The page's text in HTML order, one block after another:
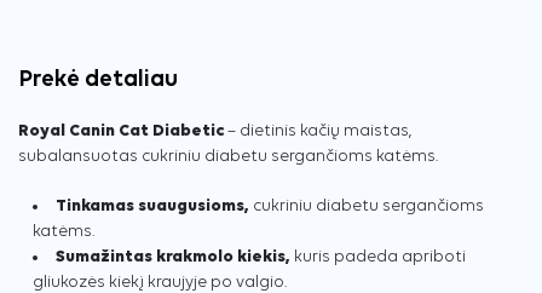
Prekė detaliau
Royal Canin Cat Diabetic – dietinis kačių maistas,
subalansuotas cukriniu diabetu sergančioms katėms.
Tinkamas suaugusioms, cukriniu diabetu sergančioms
katėms.
Sumažintas krakmolo kiekis, kuris padeda apriboti
gliukozės kiekį kraujyje po valgio.